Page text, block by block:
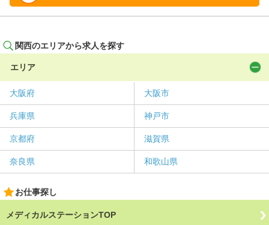
関西のエリアから求人を探す
エリア
大阪府 大阪市
兵庫県 神戸市
京都府 滋賀県
奈良県 和歌山県
お仕事探し
メディカルステーションTOP